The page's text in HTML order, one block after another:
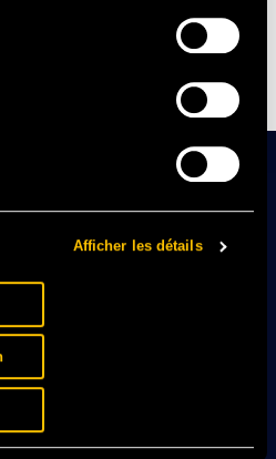
Afficher les détails
en formation acoustique, fidèle